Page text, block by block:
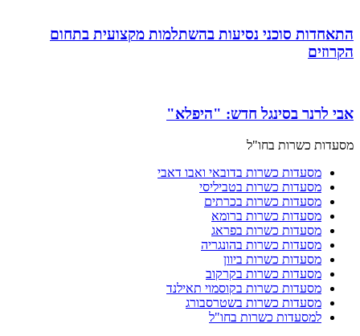
התאחדות סוכני נסיעות בהשתלמות מקצועית בתחום
הקרוזים
אבי לרנר בסינגל חדש: "היפלא"
מסעדות כשרות בחו"ל
מסעדות כשרות בדובאי ואבו דאבי
מסעדות כשרות בטביליסי
מסעדות כשרות בכרתים
מסעדות כשרות ברומא
מסעדות כשרות בפראג
מסעדות כשרות בהונגריה
מסעדות כשרות ביוון
מסעדות כשרות בקרקוב
מסעדות כשרות בקוסמוי תאילנד
מסעדות כשרות בשטרסבורג
למסעדות כשרות בחו"ל